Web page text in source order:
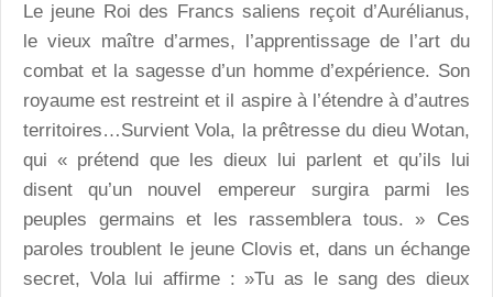
Le jeune Roi des Francs saliens reçoit d’Aurélianus,
le vieux maître d’armes, l’apprentissage de l’art du
combat et la sagesse d’un homme d’expérience. Son
royaume est restreint et il aspire à l’étendre à d’autres
territoires…Survient Vola, la prêtresse du dieu Wotan,
qui « prétend que les dieux lui parlent et qu’ils lui
disent qu’un nouvel empereur surgira parmi les
peuples germains et les rassemblera tous. » Ces
paroles troublent le jeune Clovis et, dans un échange
secret, Vola lui affirme : »Tu as le sang des dieux